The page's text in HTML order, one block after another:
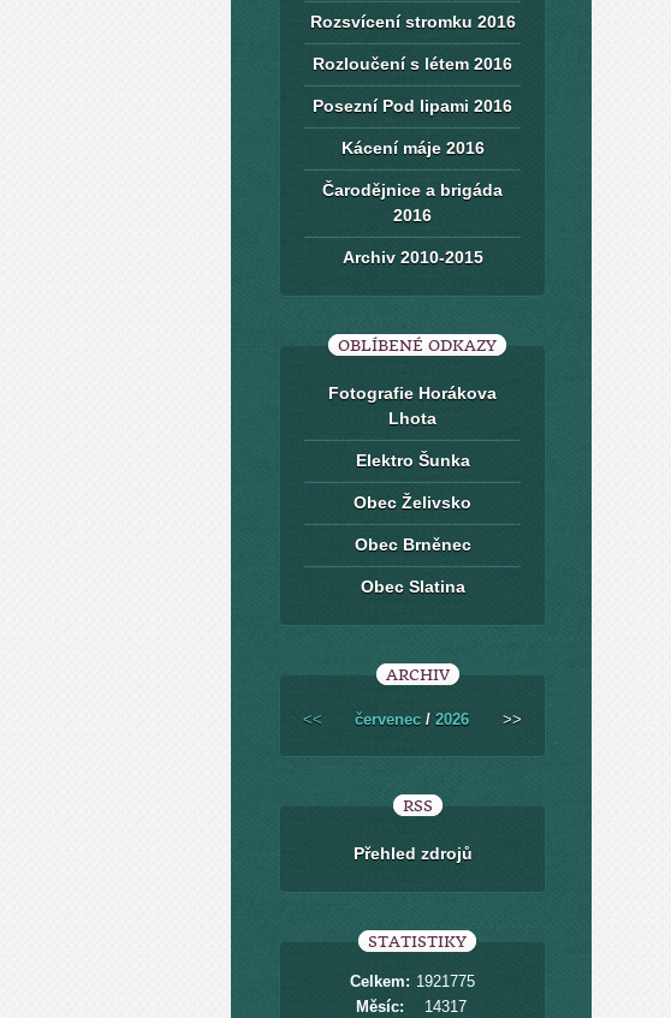
Rozsvícení stromku 2016
Rozloučení s létem 2016
Posezní Pod lipami 2016
Kácení máje 2016
Čarodějnice a brigáda
2016
Archiv 2010-2015
OBLÍBENÉ ODKAZY
Fotografie Horákova
Lhota
Elektro Šunka
Obec Želivsko
Obec Brněnec
Obec Slatina
ARCHIV
<< červenec / 2026 >>
RSS
Přehled zdrojů
STATISTIKY
Celkem: 1921775
Měsíc:
14317